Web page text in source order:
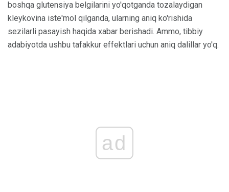
boshqa glutensiya belgilarini yo'qotganda tozalaydigan
kleykovina iste'mol qilganda, ularning aniq ko'rishida
sezilarli pasayish haqida xabar berishadi. Ammo, tibbiy
adabiyotda ushbu tafakkur effektlari uchun aniq dalillar yo'q.
ad